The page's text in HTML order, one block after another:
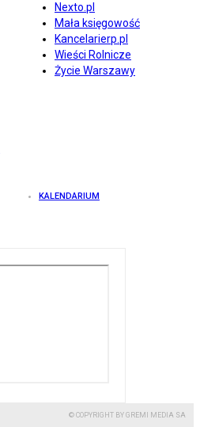
Nexto.pl
Mała księgowość
Kancelarierp.pl
Wieści Rolnicze
Życie Warszawy
KALENDARIUM
© COPYRIGHT BY GREMI MEDIA SA